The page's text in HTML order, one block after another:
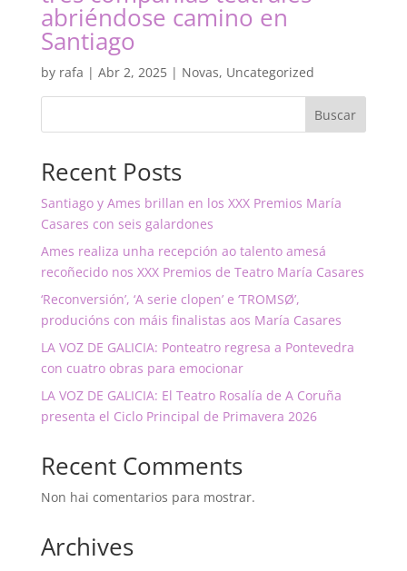
abriéndose camino en
Santiago
by rafa | Abr 2, 2025| Novas, Uncategorized
Buscar
Recent Posts
Santiago y Ames brillan en los XXX Premios María
Casares con seis galardones
Ames realiza unha recepción ao talento amesá
recoñecido nos XXX Premios de Teatro María Casares
‘Reconversión’, ‘A serie clopen’ e ‘TROMSØ’,
producións con máis finalistas aos María Casares
LA VOZ DE GALICIA: Ponteatro regresa a Pontevedra
con cuatro obras para emocionar
LA VOZ DE GALICIA: El Teatro Rosalía de A Coruña
presenta el Ciclo Principal de Primavera 2026
Recent Comments
Non hai comentarios para mostrar.
Archives